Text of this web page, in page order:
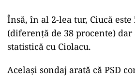
Însă, în al 2-lea tur, Ciucă
(diferență de 38 procente)
statistică cu Ciolacu.
Același sondaj arată că PSD